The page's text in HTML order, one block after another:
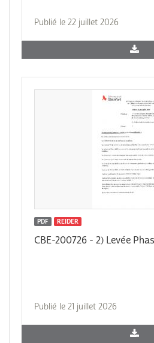
Publié le 22 juillet 2026
PDF REIDER
CBE-200726 - 2) Levée
Publié le 21 juillet 2026